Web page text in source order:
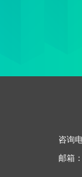
咨询
邮箱：